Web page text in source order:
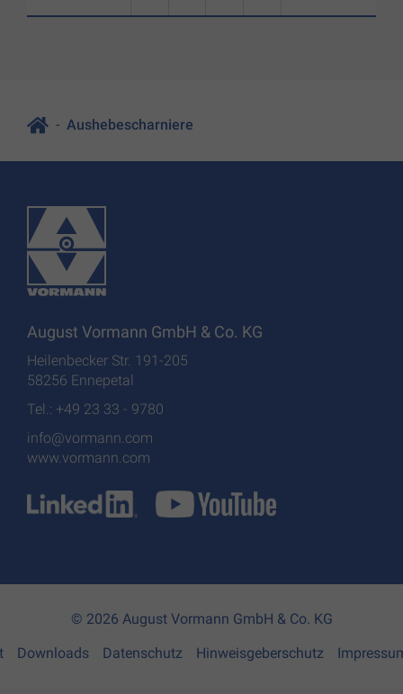
Aushebescharniere
August Vormann GmbH & Co. KG
Heilenbecker Str. 191-205
58256 Ennepetal
Tel.: +49 23 33 - 9780
info@vormann.com
www.vormann.com
© 2026 August Vormann GmbH & Co. KG
Downloads Datenschutz Hinweisgeberschutz